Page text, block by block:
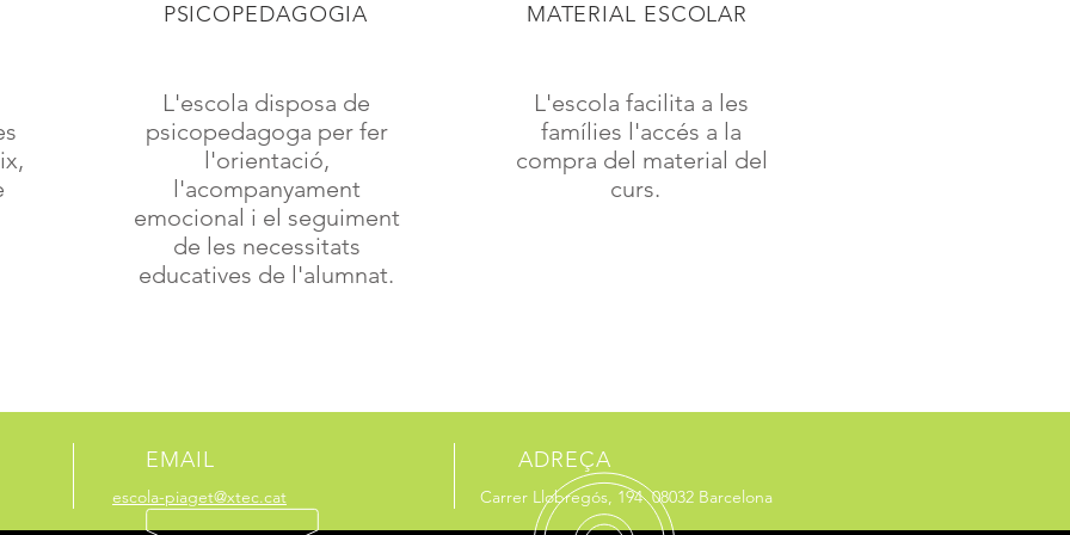
PSICOPEDAGOGIA
L'escola disposa de
psicopedagoga per fer
l'orientació,
l'acompanyament
emocional i el seguiment
de les necessitats
educatives de l'alumnat.
MATERIAL ESCOLAR
L'escola facilita a les
famílies l'accés a la
compra del material del
curs.
EMAIL
escola-piaget@xtec.cat
ADREÇA
Carrer Llobregós, 194 08032 Barcelona